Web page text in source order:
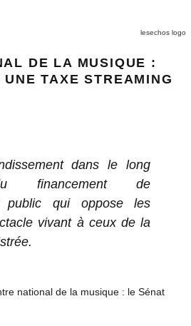
lesechos logo
DE LA MUSIQUE :
TAXE STREAMING
dans le long
financement de
public qui oppose les
vivant à ceux de la
national de la musique : le Sénat